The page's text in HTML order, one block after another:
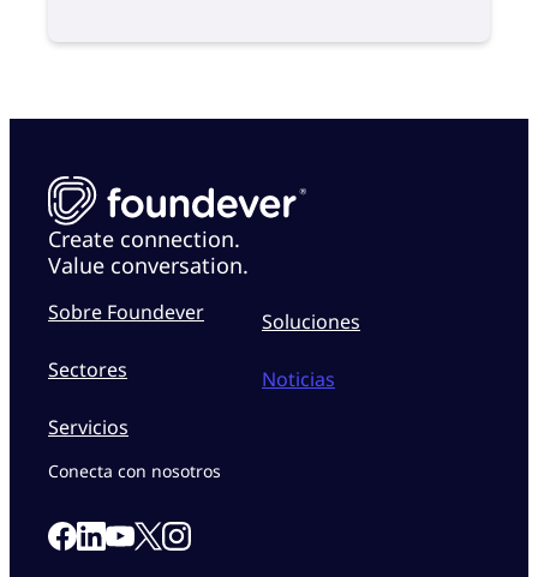
Create connection.
Value conversation.
Sobre Foundever
Sectores
Servicios
Soluciones
Noticias
Conecta con nosotros
Link to our Facebook page
Link to our Linkedin page
Link to our Youtube page
Link to our X page
Link to our Instagram page